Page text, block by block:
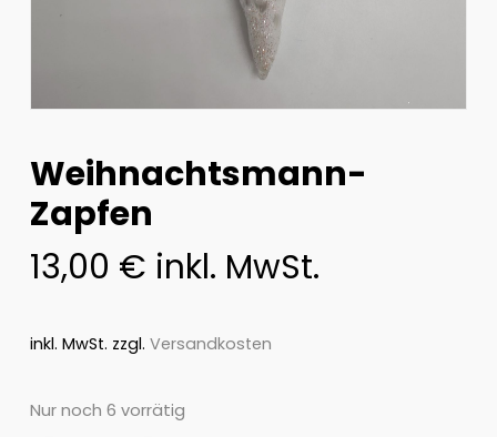
Weihnachtsmann-
Zapfen
13,00 € inkl. MwSt.
inkl. MwSt. zzgl. Versandkosten
Nur noch 6 vorrätig